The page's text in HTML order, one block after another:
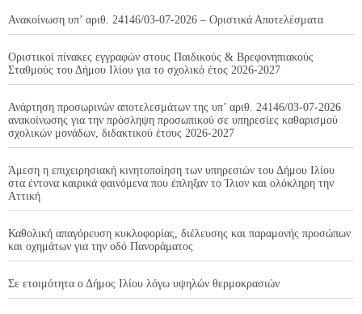
Ανακοίνωση υπ’ αριθ. 24146/03-07-2026 – Οριστικά Αποτελέσματα
Οριστικοί πίνακες εγγραφών στους Παιδικούς & Βρεφονηπιακούς
Σταθμούς του Δήμου Ιλίου για το σχολικό έτος 2026-2027
Ανάρτηση προσωρινών αποτελεσμάτων της υπ’ αριθ. 24146/03-07-2026
ανακοίνωσης για την πρόσληψη προσωπικού σε υπηρεσίες καθαρισμού
σχολικών μονάδων, διδακτικού έτους 2026-2027
Άμεση η επιχειρησιακή κινητοποίηση των υπηρεσιών του Δήμου Ιλίου
στα έντονα καιρικά φαινόμενα που έπληξαν το Ίλιον και ολόκληρη την
Αττική
Καθολική απαγόρευση κυκλοφορίας, διέλευσης και παραμονής προσώπων
και οχημάτων για την οδό Πανοράματος
Σε ετοιμότητα ο Δήμος Ιλίου λόγω υψηλών θερμοκρασιών